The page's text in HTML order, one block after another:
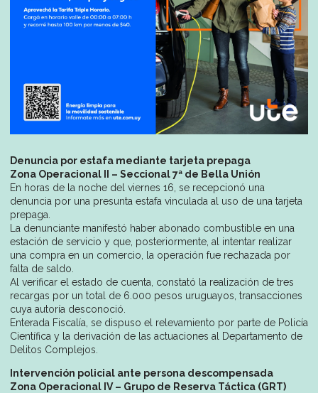
Denuncia por estafa mediante tarjeta prepaga
Zona Operacional II – Seccional 7ª de Bella Unión
En horas de la noche del viernes 16, se recepcionó una
denuncia por una presunta estafa vinculada al uso de una tarjeta
prepaga.
La denunciante manifestó haber abonado combustible en una
estación de servicio y que, posteriormente, al intentar realizar
una compra en un comercio, la operación fue rechazada por
falta de saldo.
Al verificar el estado de cuenta, constató la realización de tres
recargas por un total de 6.000 pesos uruguayos, transacciones
cuya autoría desconoció.
Enterada Fiscalía, se dispuso el relevamiento por parte de Policía
Científica y la derivación de las actuaciones al Departamento de
Delitos Complejos.
Intervención policial ante persona descompensada
Zona Operacional IV – Grupo de Reserva Táctica (GRT)